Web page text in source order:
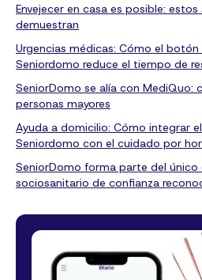
Envejecer en casa es posible:
demuestran
Urgencias médicas: Cómo el botón
Seniordomo reduce el tiempo de
SeniorDomo se alía con MediQuo:
personas mayores
Ayuda a domicilio: Cómo integrar
Seniordomo con el cuidado por
SeniorDomo forma parte del
sociosanitario de confianza